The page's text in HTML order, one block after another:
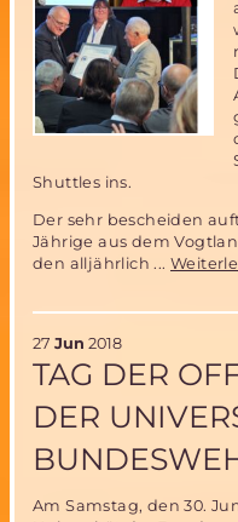
Shuttles ins.
Der sehr bescheiden
Jährige aus dem
den alljährlich ...
27 Jun 2018
TAG DER
DER
Am Samstag, den 30.